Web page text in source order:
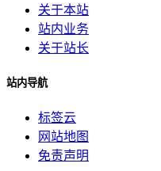
关于本站
站内业务
关于站长
站内导航
标签云
网站地图
免责声明